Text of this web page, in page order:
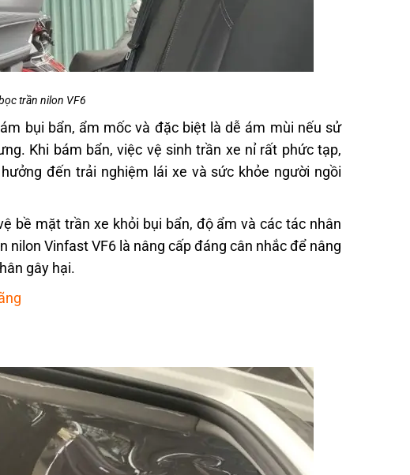
trần nilon VF6
bụi bẩn, ẩm mốc và đặc biệt là dễ ám mùi nếu sử
Khi bám bẩn, việc vệ sinh trần xe nỉ rất phức tạp,
đến trải nghiệm lái xe và sức khỏe người ngồi
bề mặt trần xe khỏi bụi bẩn, độ ẩm và các tác nhân
nilon Vinfast VF6 là nâng cấp đáng cân nhắc để nâng
gây hại.